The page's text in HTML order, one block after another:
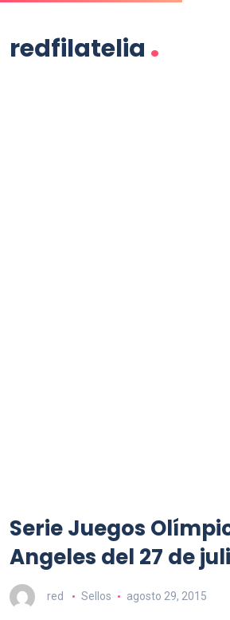
redfilatelia .
Serie Juegos
Angeles del 27 de
red Sellos agosto 29, 2015